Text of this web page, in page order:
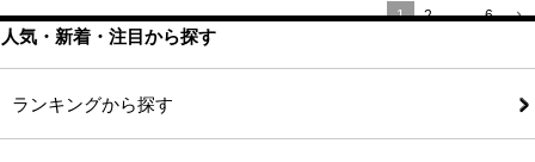
1
2 … 6
人気・新着・注目から探す
ランキングから探す